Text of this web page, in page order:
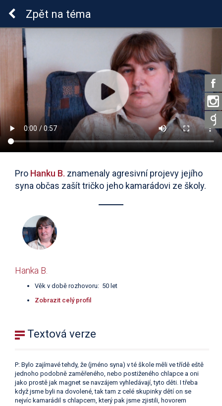
ADHD u dětí
Zpět na téma
Pro Hanku B. znamenaly agresivní projevy jejího
syna občas zašít tričko jeho kamarádovi ze školy.
Hanka B.
Věk v době rozhovoru: 50 let
Zobrazit celý profil
Textová verze
P: Bylo zajímavé tehdy, že (jméno syna) v té škole měli ve třídě eště
jednoho podobně zaměřeného, nebo postiženého chlapce a oni
jako prostě jak magnet se navzájem vyhledávají, tyto děti. I třeba
když jsme byli na dovolené, tak tam z celé skupinky dětí on se
nejvíc kamarádil s chlapcem, který pak jsme zjistili, hovorem